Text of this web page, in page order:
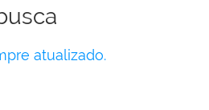
atualizado.